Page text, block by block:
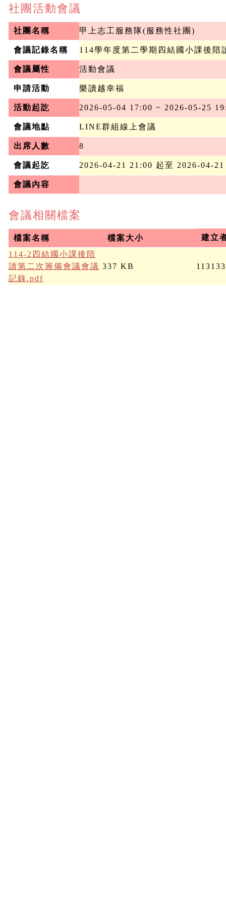
社團活動會議
社團名稱 甲上志工服務隊(服務性社團)
會議記錄名稱 114學年度第二學期四結國小課後陪
會議屬性 活動會議
申請活動 樂讀越幸福
活動起訖 2026-05-04 17:00 ~ 2026-05-25
會議地點 LINE群組線上會議
出席人數 8
會議起訖 2026-04-21 21:00 起至 2026-04-
會議內容
會議相關檔案
檔案名稱 檔案大小
建立
114-2四結國小課後陪
讀第二次籌備會議會議
記錄.pdf
337 KB